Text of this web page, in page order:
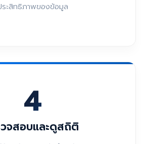
ะสิทธิภาพของข้อมูล
4
จสอบและดูสถิติ